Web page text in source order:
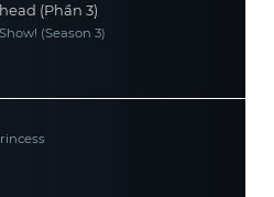
(Phần 3)
(Season 3)